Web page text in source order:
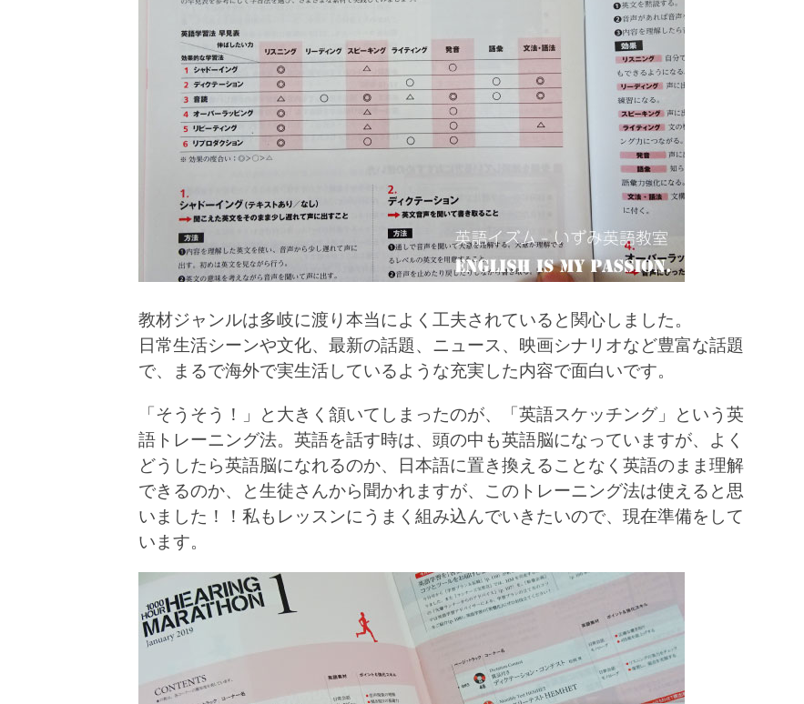
教材ジャンルは多岐に渡り本当によく工夫されていると関心しました。
日常生活シーンや文化、最新の話題、ニュース、映画シナリオなど豊富な話題
で、まるで海外で実生活しているような充実した内容で面白いです。
「そうそう！」と大きく頷いてしまったのが、「英語スケッチング」という英
語トレーニング法。英語を話す時は、頭の中も英語脳になっていますが、よく
どうしたら英語脳になれるのか、日本語に置き換えることなく英語のまま理解
できるのか、と生徒さんから聞かれますが、このトレーニング法は使えると思
いました！！私もレッスンにうまく組み込んでいきたいので、現在準備をして
います。